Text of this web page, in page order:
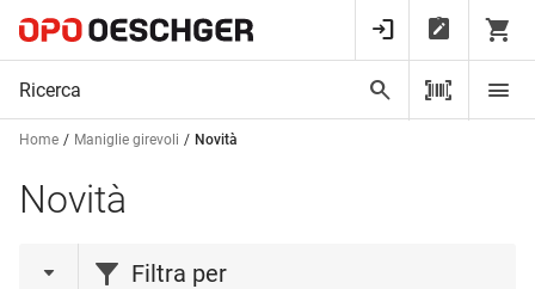
Home Maniglie girevoli Novità
Novità
Filtra per